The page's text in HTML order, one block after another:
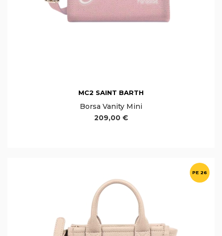
MC2 SAINT BARTH
Borsa Vanity Mini
209,00 €
PE 26